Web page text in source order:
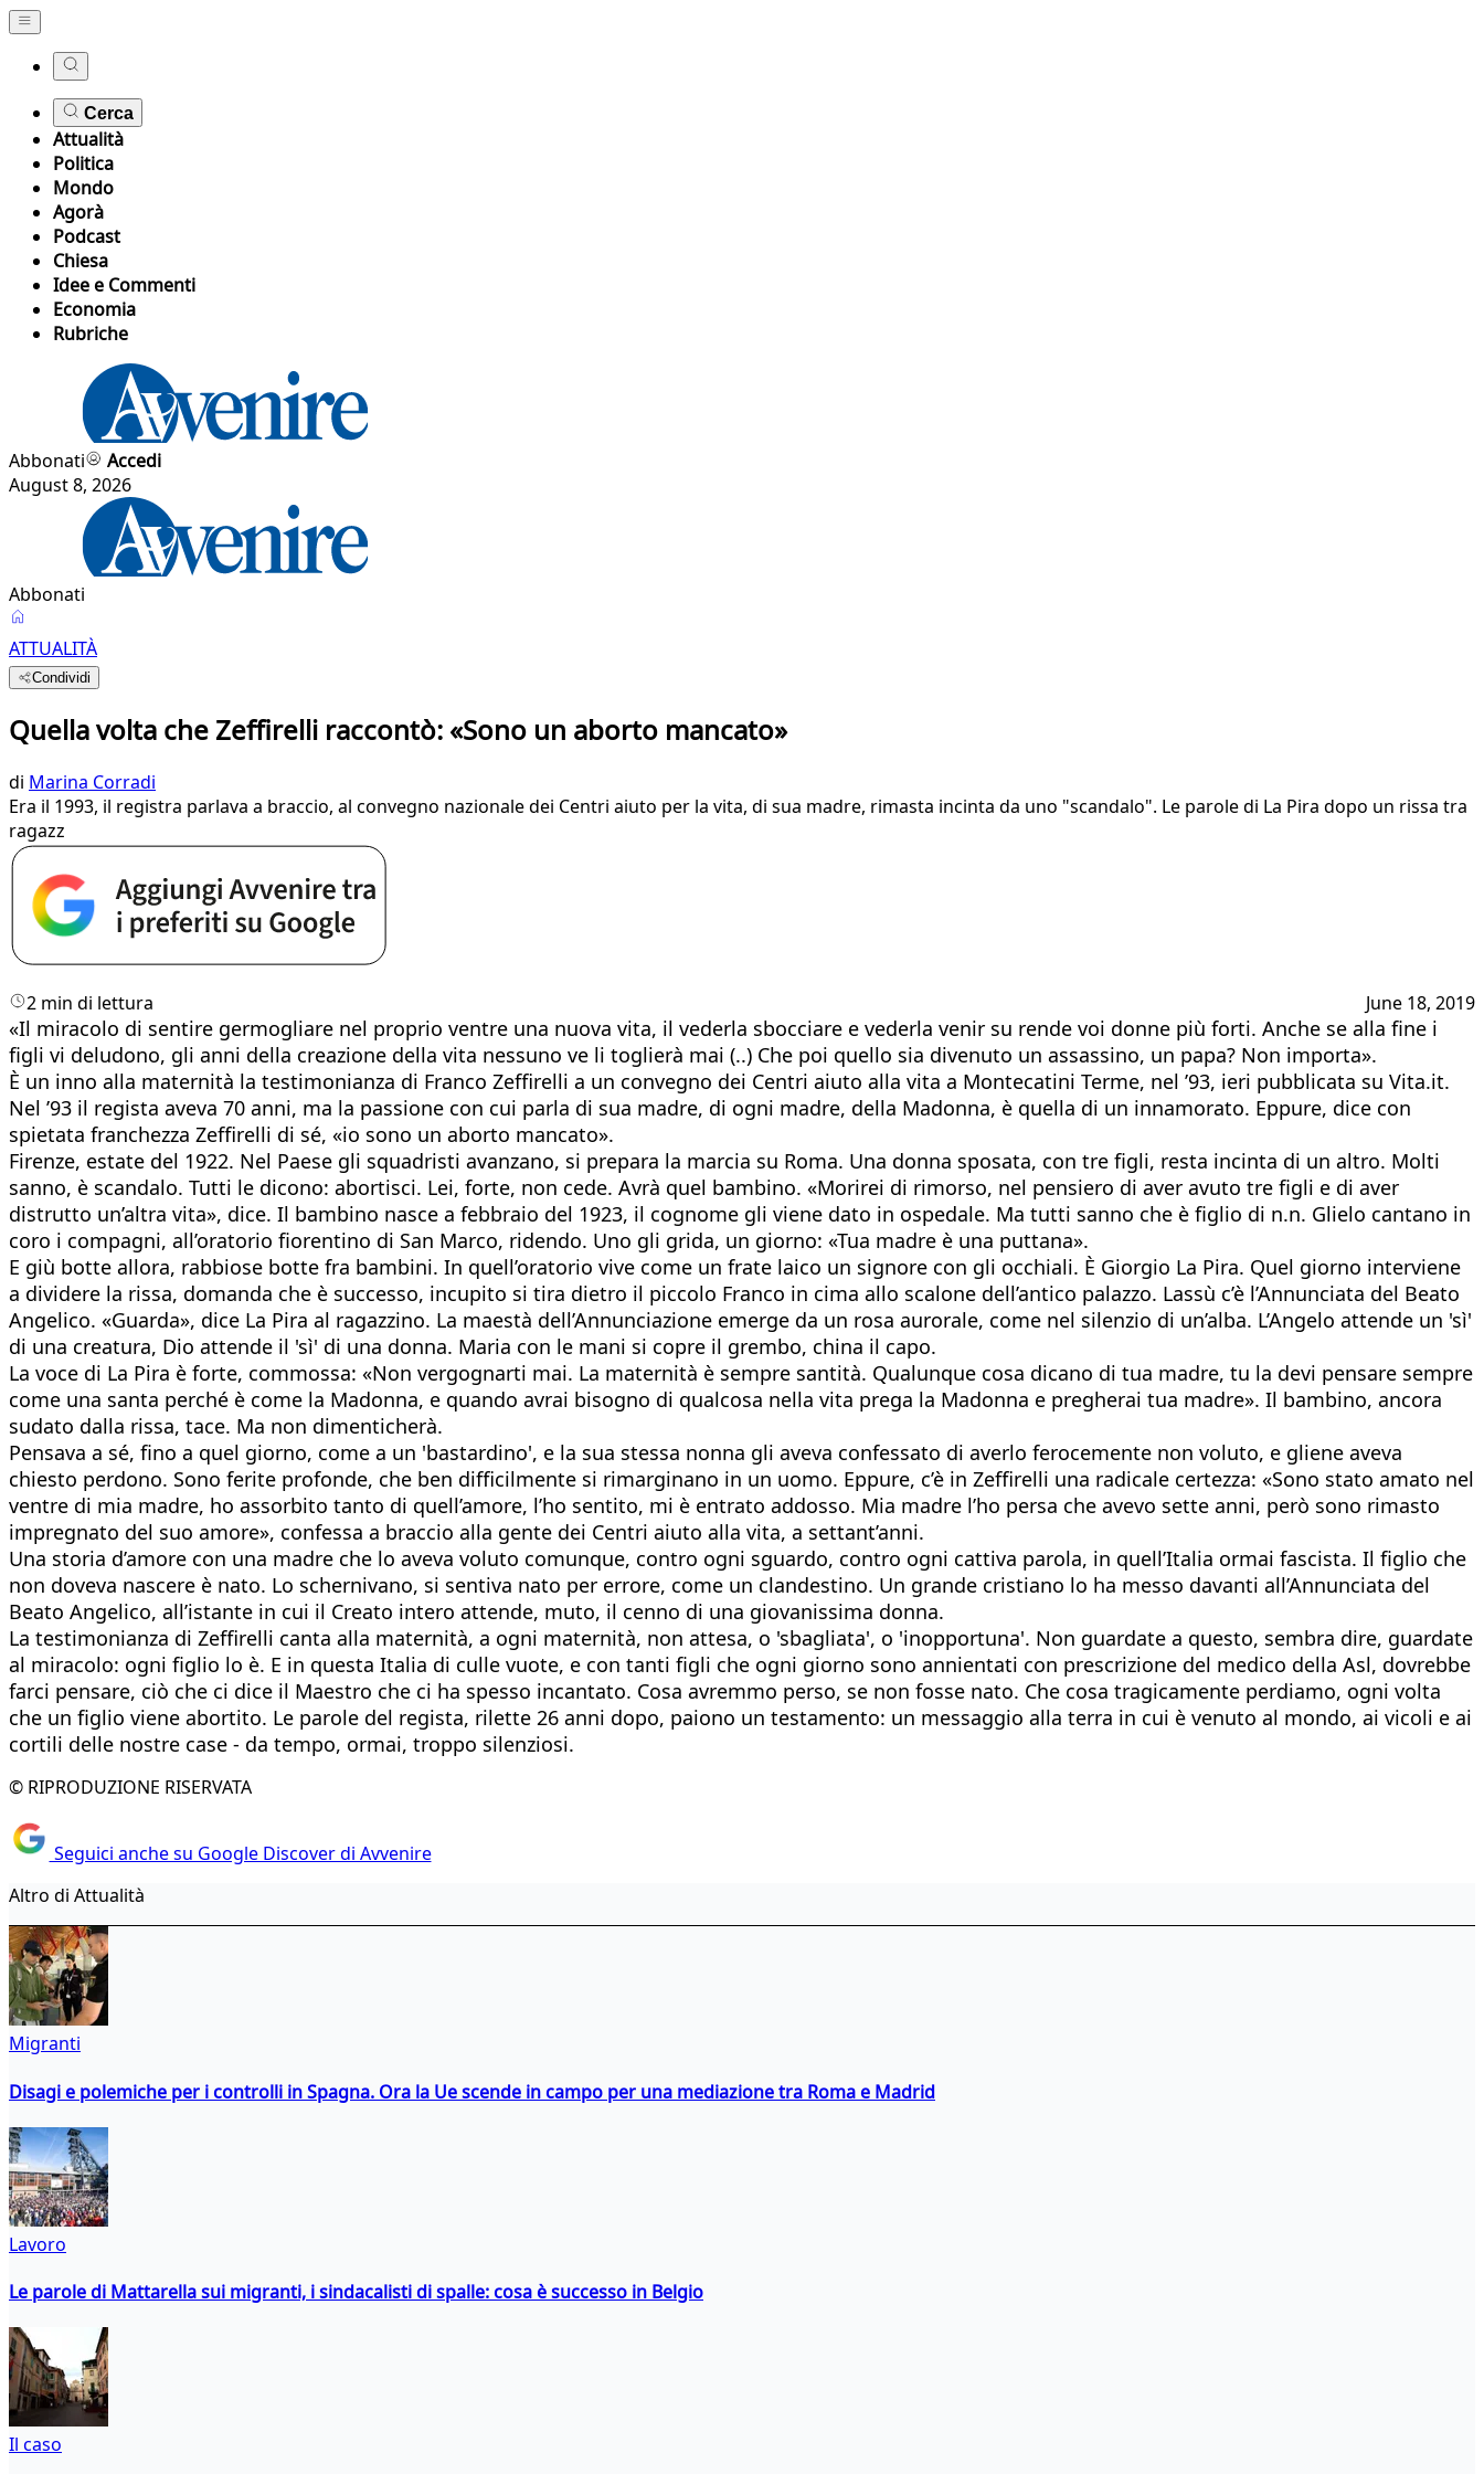
Cerca
Attualità
Politica
Mondo
Agorà
Podcast
Chiesa
Idee e Commenti
Economia
Rubriche
Abbonati
Accedi
August 8, 2026
Abbonati
ATTUALITÀ
Condividi
Quella volta che Zeffirelli raccontò: «Sono un aborto mancato»
di Marina Corradi
Era il 1993, il registra parlava a braccio, al convegno nazionale dei Centri aiuto per la vita, di sua madre, rimasta incinta da uno "scandalo". Le parole di La Pira dopo un rissa tra
ragazz
2 min di lettura June 18, 2019
«Il miracolo di sentire germogliare nel proprio ventre una nuova vita, il vederla sbocciare e vederla venir su rende voi donne più forti. Anche se alla fine i
figli vi deludono, gli anni della creazione della vita nessuno ve li toglierà mai (..) Che poi quello sia divenuto un assassino, un papa? Non importa».
È un inno alla maternità la testimonianza di Franco Zeffirelli a un convegno dei Centri aiuto alla vita a Montecatini Terme, nel ’93, ieri pubblicata su Vita.it.
Nel ’93 il regista aveva 70 anni, ma la passione con cui parla di sua madre, di ogni madre, della Madonna, è quella di un innamorato. Eppure, dice con
spietata franchezza Zeffirelli di sé, «io sono un aborto mancato».
Firenze, estate del 1922. Nel Paese gli squadristi avanzano, si prepara la marcia su Roma. Una donna sposata, con tre figli, resta incinta di un altro. Molti
sanno, è scandalo. Tutti le dicono: abortisci. Lei, forte, non cede. Avrà quel bambino. «Morirei di rimorso, nel pensiero di aver avuto tre figli e di aver
distrutto un’altra vita», dice. Il bambino nasce a febbraio del 1923, il cognome gli viene dato in ospedale. Ma tutti sanno che è figlio di n.n. Glielo cantano in
coro i compagni, all’oratorio fiorentino di San Marco, ridendo. Uno gli grida, un giorno: «Tua madre è una puttana».
E giù botte allora, rabbiose botte fra bambini. In quell’oratorio vive come un frate laico un signore con gli occhiali. È Giorgio La Pira. Quel giorno interviene
a dividere la rissa, domanda che è successo, incupito si tira dietro il piccolo Franco in cima allo scalone dell’antico palazzo. Lassù c’è l’Annunciata del Beato
Angelico. «Guarda», dice La Pira al ragazzino. La maestà dell’Annunciazione emerge da un rosa aurorale, come nel silenzio di un’alba. L’Angelo attende un 'sì'
di una creatura, Dio attende il 'sì' di una donna. Maria con le mani si copre il grembo, china il capo.
La voce di La Pira è forte, commossa: «Non vergognarti mai. La maternità è sempre santità. Qualunque cosa dicano di tua madre, tu la devi pensare sempre
come una santa perché è come la Madonna, e quando avrai bisogno di qualcosa nella vita prega la Madonna e pregherai tua madre». Il bambino, ancora
sudato dalla rissa, tace. Ma non dimenticherà.
Pensava a sé, fino a quel giorno, come a un 'bastardino', e la sua stessa nonna gli aveva confessato di averlo ferocemente non voluto, e gliene aveva
chiesto perdono. Sono ferite profonde, che ben difficilmente si rimarginano in un uomo. Eppure, c’è in Zeffirelli una radicale certezza: «Sono stato amato nel
ventre di mia madre, ho assorbito tanto di quell’amore, l’ho sentito, mi è entrato addosso. Mia madre l’ho persa che avevo sette anni, però sono rimasto
impregnato del suo amore», confessa a braccio alla gente dei Centri aiuto alla vita, a settant’anni.
Una storia d’amore con una madre che lo aveva voluto comunque, contro ogni sguardo, contro ogni cattiva parola, in quell’Italia ormai fascista. Il figlio che
non doveva nascere è nato. Lo schernivano, si sentiva nato per errore, come un clandestino. Un grande cristiano lo ha messo davanti all’Annunciata del
Beato Angelico, all’istante in cui il Creato intero attende, muto, il cenno di una giovanissima donna.
La testimonianza di Zeffirelli canta alla maternità, a ogni maternità, non attesa, o 'sbagliata', o 'inopportuna'. Non guardate a questo, sembra dire, guardate
al miracolo: ogni figlio lo è. E in questa Italia di culle vuote, e con tanti figli che ogni giorno sono annientati con prescrizione del medico della Asl, dovrebbe
farci pensare, ciò che ci dice il Maestro che ci ha spesso incantato. Cosa avremmo perso, se non fosse nato. Che cosa tragicamente perdiamo, ogni volta
che un figlio viene abortito. Le parole del regista, rilette 26 anni dopo, paiono un testamento: un messaggio alla terra in cui è venuto al mondo, ai vicoli e ai
cortili delle nostre case - da tempo, ormai, troppo silenziosi.
© RIPRODUZIONE RISERVATA
Seguici anche su Google Discover di Avvenire
Altro di Attualità
Migranti
Disagi e polemiche per i controlli in Spagna. Ora la Ue scende in campo per una mediazione tra Roma e Madrid
Lavoro
Le parole di Mattarella sui migranti, i sindacalisti di spalle: cosa è successo in Belgio
Il caso